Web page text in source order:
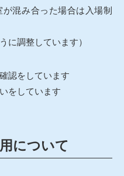
混み合った場合は入場制
に調整しています）
認をしています
をしています
について